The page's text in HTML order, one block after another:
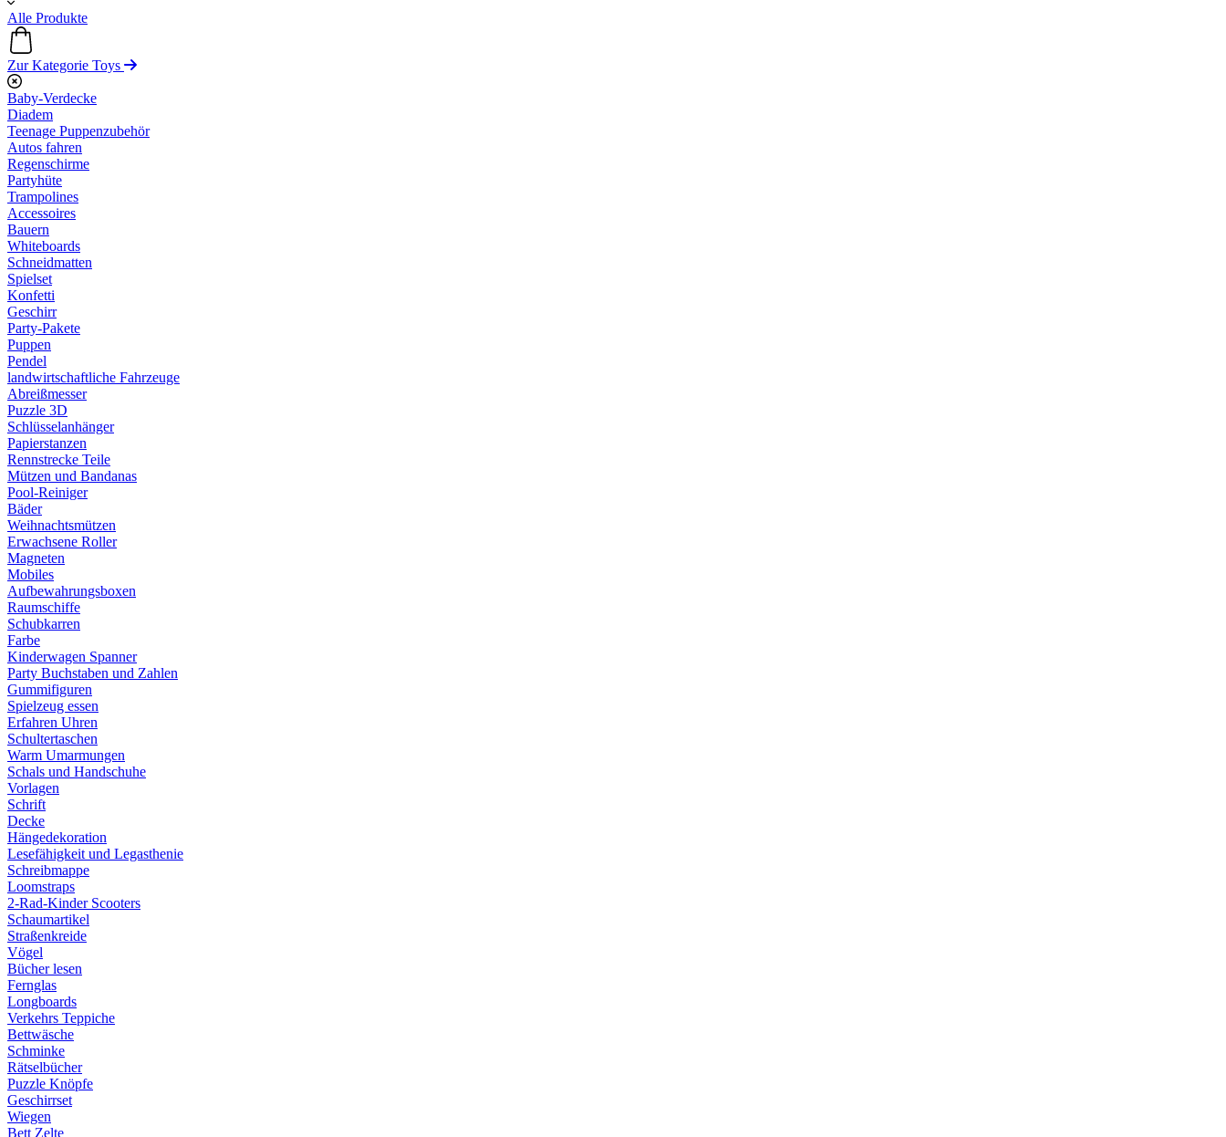
Alle Produkte
Zur Kategorie Toys
Baby-Verdecke
Diadem
Teenage Puppenzubehör
Autos fahren
Regenschirme
Partyhüte
Trampolines
Accessoires
Bauern
Whiteboards
Schneidmatten
Spielset
Konfetti
Geschirr
Party-Pakete
Puppen
Pendel
landwirtschaftliche Fahrzeuge
Abreißmesser
Puzzle 3D
Schlüsselanhänger
Papierstanzen
Rennstrecke Teile
Mützen und Bandanas
Pool-Reiniger
Bäder
Weihnachtsmützen
Erwachsene Roller
Magneten
Mobiles
Aufbewahrungsboxen
Raumschiffe
Schubkarren
Farbe
Kinderwagen Spanner
Party Buchstaben und Zahlen
Gummifiguren
Spielzeug essen
Erfahren Uhren
Schultertaschen
Warm Umarmungen
Schals und Handschuhe
Vorlagen
Schrift
Decke
Hängedekoration
Lesefähigkeit und Legasthenie
Schreibmappe
Loomstraps
2-Rad-Kinder Scooters
Schaumartikel
Straßenkreide
Vögel
Bücher lesen
Fernglas
Longboards
Verkehrs Teppiche
Bettwäsche
Schminke
Rätselbücher
Puzzle Knöpfe
Geschirrset
Wiegen
Bett Zelte